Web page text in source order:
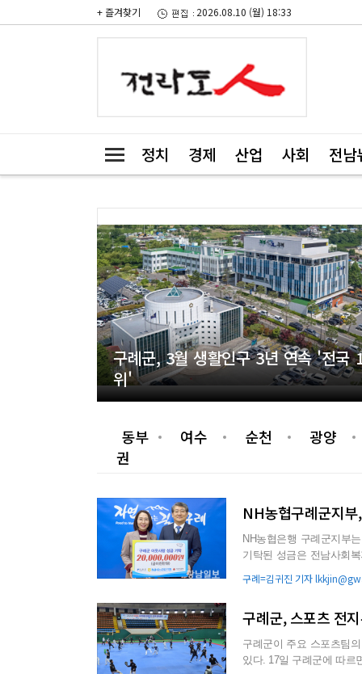
+ 즐겨찾기 2026.08.10 (월) 18:33
정치 경제 산업 사회 전남
구례군, 3월 생활인구 3년 연속 '전국
위'
동부
권
여수 순천 광양
NH농협구례군지
NH농협은행 구례군지부는
기탁된 성금은 전남사회
구례=김귀진 기자
구례군, 스포츠 전
구례군이 주요 스포츠팀
있다. 17일 구례군에 따르면 국내 주요 스포츠팀들이 이달부터 새 시즌 준비를 위한 동계 전지훈련